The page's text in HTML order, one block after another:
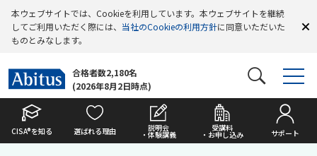
本ウェブサイトでは、Cookieを利用しています。本ウェブサイトを継続
してご利用いただく際には、 当社のCookieの利用方針に同意いただいた
ものとみなします。
合格者数2,180名
(2026年8月2日時点)
CISA®を知る 選ばれる理由 説明会
・体験講義
受講料
・お申し込み サポート